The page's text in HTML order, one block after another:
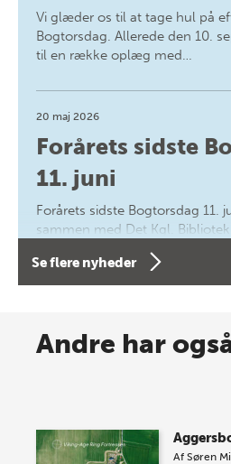
Vi glæder os til at tage hul på
Bogtorsdag. Allerede den 10.
til en række oplæg med…
20 maj 2026
Forårets sidste
11. juni
Forårets sidste Bogtorsdag 11.
sammen med Det Kgl.
forfatterne bag vores nyes…
Spar op til 70% til
onsdag den 10. j…
Se flere nyheder
Andre har
AfSøren